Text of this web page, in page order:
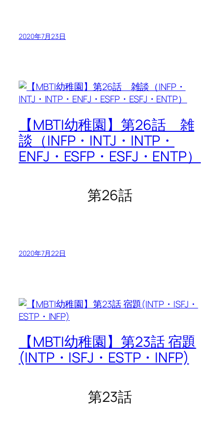
2020年7月23日
【MBTI幼稚園】第26話 雑
談（INFP・INTJ・INTP・
ENFJ・ESFP・ESFJ・ENTP）
第26話
2020年7月22日
【MBTI幼稚園】第23話 宿題
(INTP・ISFJ・ESTP・INFP)
第23話